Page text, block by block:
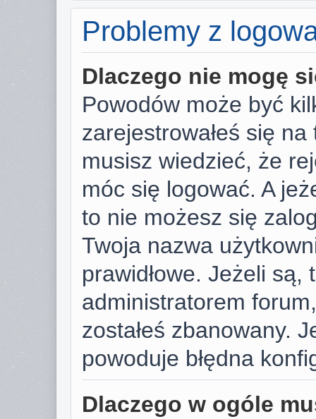
Problemy z
Dlaczego nie mogę
Powodów może być
zarejestrowałeś się
musisz wiedzieć, że
móc się logować. A
to nie możesz się
Twoja nazwa
prawidłowe. Jeżeli są,
administratorem
zostałeś zbanowany.
powoduje błędna
Dlaczego w ogóle